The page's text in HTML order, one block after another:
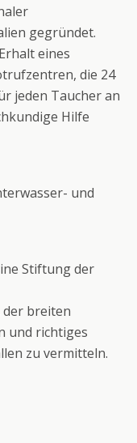
gegründet.
eines
die 24
jeden Taucher an
Hilfe
und
Stiftung der
der breiten
und richtiges
zu vermitteln.